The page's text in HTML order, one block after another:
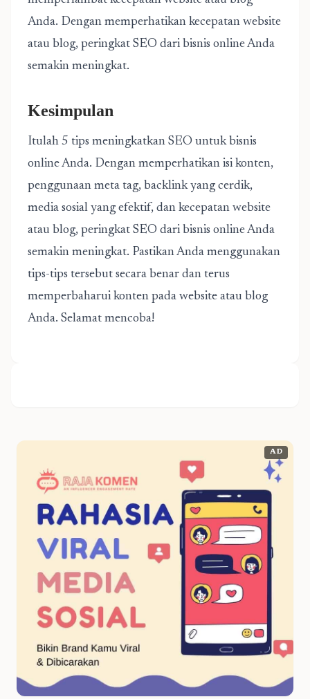
Anda. Dengan memperhatikan kecepatan website
atau blog, peringkat SEO dari bisnis online Anda
semakin meningkat.
Kesimpulan
Itulah 5 tips meningkatkan SEO untuk bisnis
online Anda. Dengan memperhatikan isi konten,
penggunaan meta tag, backlink yang cerdik,
media sosial yang efektif, dan kecepatan website
atau blog, peringkat SEO dari bisnis online Anda
semakin meningkat. Pastikan Anda menggunakan
tips-tips tersebut secara benar dan terus
memperbaharui konten pada website atau blog
Anda. Selamat mencoba!
AD